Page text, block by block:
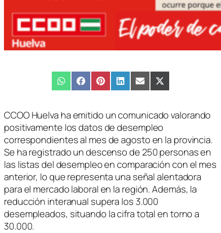
Compartir
en
WhatsAppCompartir
en
FacebookCompartir
en
PinterestCompartir
en
LinkedInCompartir
en
EmailCompartir
en
X
(Twitter)
CCOO Huelva ha emitido un comunicado valorando
positivamente los datos de desempleo
correspondientes al mes de agosto en la provincia.
Se ha registrado un descenso de 250 personas en
las listas del desempleo en comparación con el mes
anterior, lo que representa una señal alentadora
para el mercado laboral en la región. Además, la
reducción interanual supera los 3.000
desempleados, situando la cifra total en torno a
30.000.